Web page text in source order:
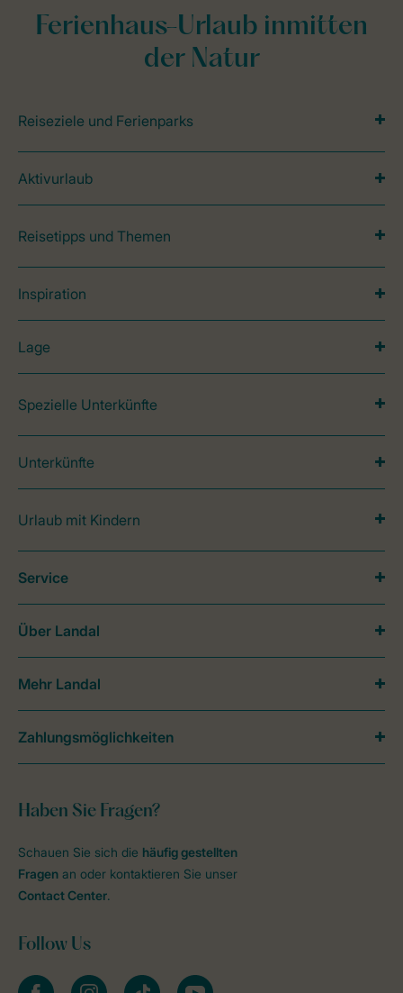
Ferienhaus-Urlaub inmitten
der Natur
Reiseziele und Ferienparks
Aktivurlaub
Reisetipps und Themen
Inspiration
Lage
Spezielle Unterkünfte
Unterkünfte
Urlaub mit Kindern
Haben Sie Fragen?
Schauen Sie sich die häufig gestellten
Fragen an oder kontaktieren Sie unser
Contact Center.
Follow Us
facebookinstagramtiktok youtube
Service
Über Landal
Mehr Landal
Zahlungsmöglichkeiten